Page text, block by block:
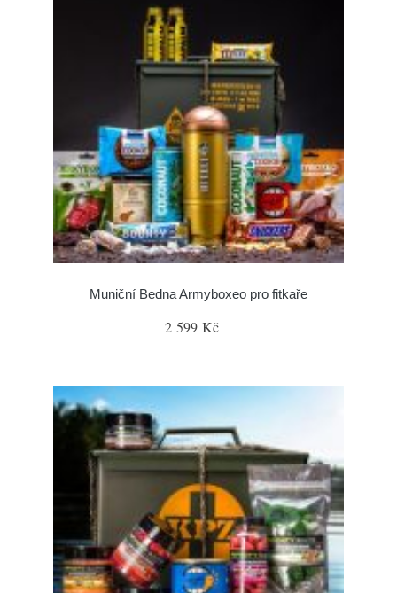
Muniční Bedna Armyboxeo pro fitkaře
2 599 Kč